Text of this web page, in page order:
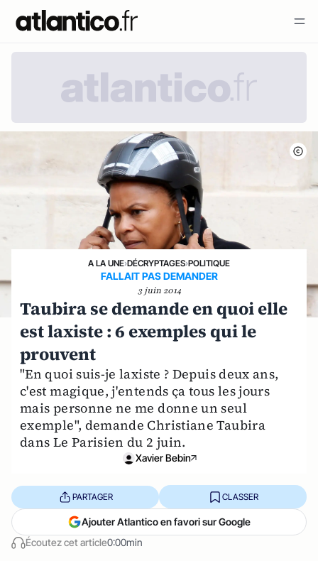
A LA UNE›DÉCRYPTAGES›POLITIQUE
FALLAIT PAS DEMANDER
3 juin 2014
Taubira se demande en quoi elle
est laxiste : 6 exemples qui le
prouvent
"En quoi suis-je laxiste ? Depuis deux ans,
c'est magique, j'entends ça tous les jours
mais personne ne me donne un seul
exemple", demande Christiane Taubira
dans Le Parisien du 2 juin.
Xavier Bebin
Écoutez cet article0:00min
PARTAGER CLASSER
Ajouter Atlantico en favori sur Google